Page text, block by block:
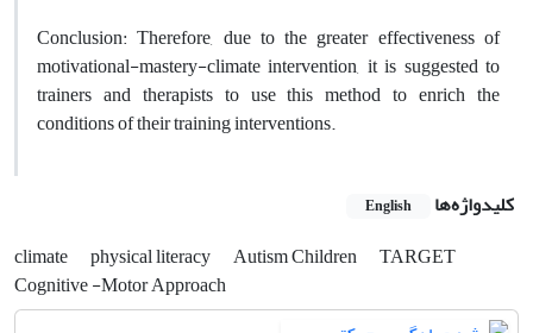
Conclusion: Therefore, due to the greater effectiveness of
motivational-mastery-climate intervention, it is suggested to
trainers and therapists to use this method to enrich the
conditions of their training interventions.
کلیدواژه‌ها English
climate physical literacy Autism Children
TARGET
Cognitive -Motor Approach